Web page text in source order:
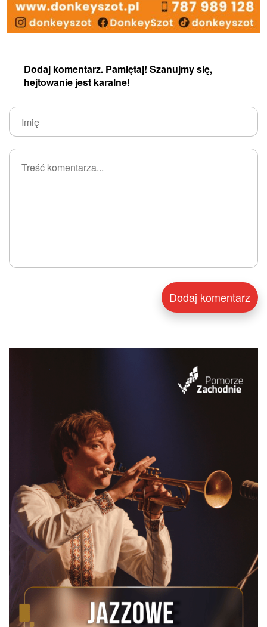
Dodaj komentarz. Pamiętaj! Szanujmy się,
hejtowanie jest karalne!